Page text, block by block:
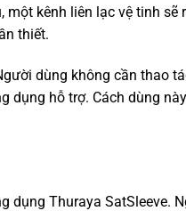
kênh liên lạc vệ tinh sẽ
thiết.
dùng không cần thao
dụng hỗ trợ. Cách dùng
dụng Thuraya SatSleeve.